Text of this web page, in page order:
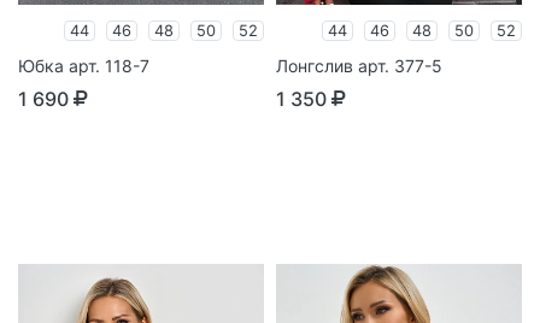
44 46 48 50 52
Юбка арт. 118-7
1 690
44 46 48 50 52
Лонгслив арт. 377-5
1 350